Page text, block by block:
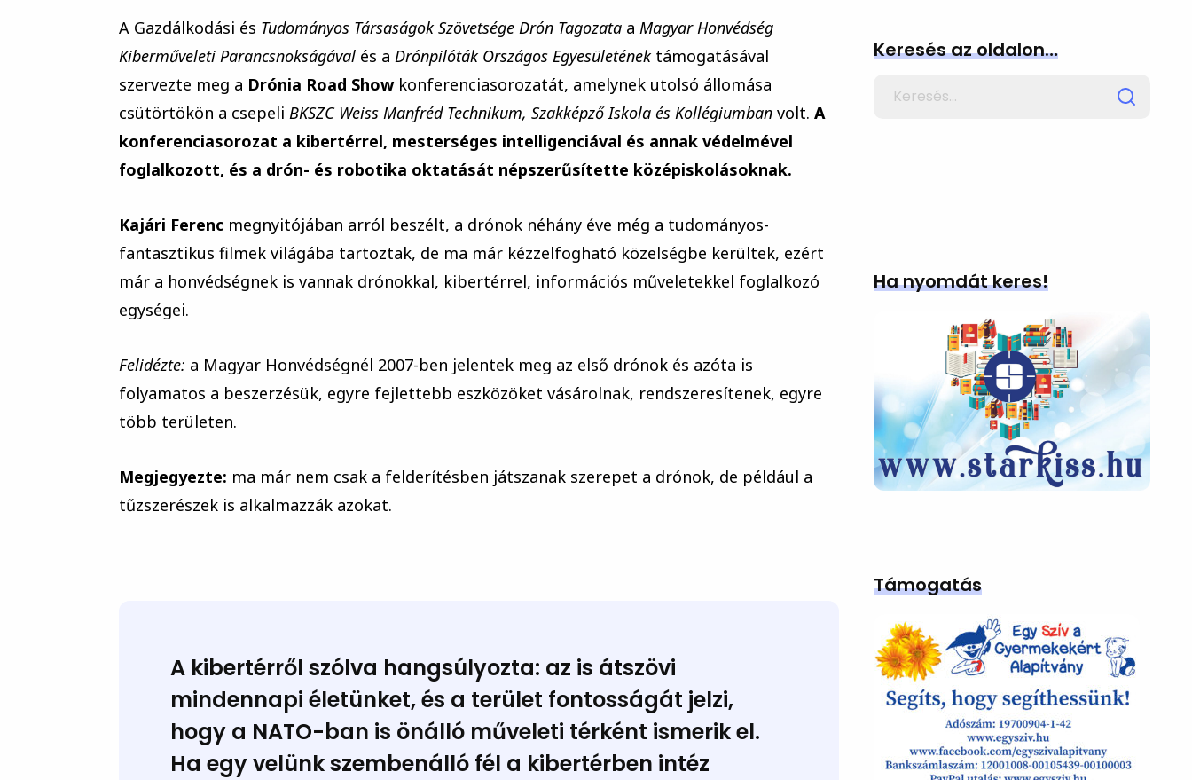
A Gazdálkodási és Tudományos Társaságok Szövetsége Drón Tagozata a Magyar Honvédség
Kiberműveleti Parancsnokságával és a Drónpilóták Országos Egyesületénektámogatásával
szervezte meg a Drónia Road Showkonferenciasorozatát, amelynek utolsó állomása
csütörtökön a csepeli BKSZC Weiss Manfréd Technikum, Szakképző Iskola és Kollégiumban volt. A
konferenciasorozat a kibertérrel, mesterséges intelligenciával és annak védelmével
foglalkozott, és a drón- és robotika oktatását népszerűsítette középiskolásoknak.
Kajári Ferenc megnyitójában arról beszélt, a drónok néhány éve még a tudományos-
fantasztikus filmek világába tartoztak, de ma már kézzelfogható közelségbe kerültek, ezért
már a honvédségnek is vannak drónokkal, kibertérrel, információs műveletekkel foglalkozó
egységei.
Felidézte: a Magyar Honvédségnél 2007-ben jelentek meg az első drónok és azóta is
folyamatos a beszerzésük, egyre fejlettebb eszközöket vásárolnak, rendszeresítenek, egyre
több területen.
Megjegyezte: ma már nem csak a felderítésben játszanak szerepet a drónok, de például a
tűzszerészek is alkalmazzák azokat.
A kibertérről szólva hangsúlyozta: az is átszövi
mindennapi életünket, és a terület fontosságát jelzi,
hogy a NATO-ban is önálló műveleti térként ismerik el.
Ha egy velünk szembenálló fél a kibertérben intéz
Keresés az oldalon…
Ha nyomdát keres!
Támogatás